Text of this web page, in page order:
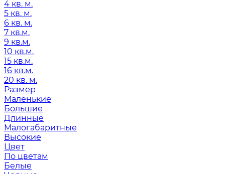
4 кв. м.
5 кв. м.
6 кв. м.
7 кв.м.
9 кв.м.
10 кв.м.
15 кв.м.
16 кв.м.
20 кв. м.
Размер
Маленькие
Большие
Длинные
Малогабаритные
Высокие
Цвет
По цветам
Белые